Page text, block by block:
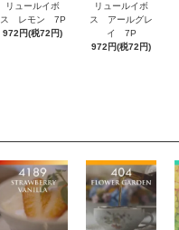
リュールイボ
ス レモン 7P
972円(税72円)
リュールイボ
ス アールグレ
イ 7P
972円(税72円)